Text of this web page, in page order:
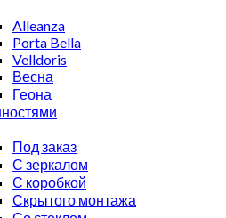
Alleanza
Porta Bella
Velldoris
Весна
Геона
Под заказ
С зеркалом
С коробкой
Скрытого монтажа